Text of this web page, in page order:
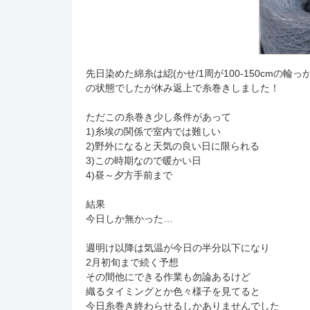
先日染めた綿糸は綛(かせ/1周が100-150cmの輪っ
の状態でしたが休み返上で糸巻きしました！
ただこの糸巻き少し条件があって
1)糸埃の関係で室内では難しい
2)野外になると天気の良い日に限られる
3)この時期なので暖かい日
4)昼～夕方手前まで
結果
今日しか無かった…
週明け以降は気温が今日の半分以下になり
2月初旬まで続く予想
その間他にできる作業も勿論あるけど
織るタイミングとか色々様子を見てると
今日糸巻き終わらせるしかありませんでした